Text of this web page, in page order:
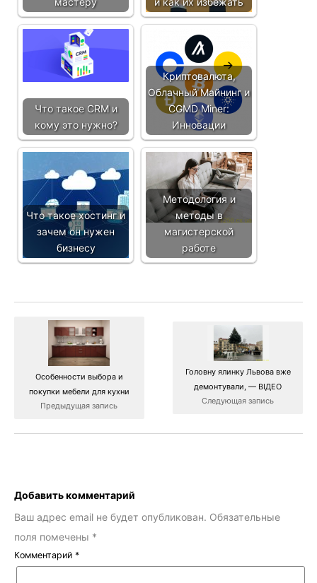
Что такое CRM и
кому это нужно?
Криптовалюта,
Облачный Майнинг и
CGMD Miner:
Инновации
Что такое хостинг и
зачем он нужен
бизнесу
Методология и
методы в
магистерской
работе
Особенности выбора и
покупки мебели для кухни
Предыдущая запись
Головну ялинку Львова вже
демонтували, — ВІДЕО
Следующая запись
Добавить комментарий
Ваш адрес email не будет опубликован. Обязательные
поля помечены *
Комментарий *